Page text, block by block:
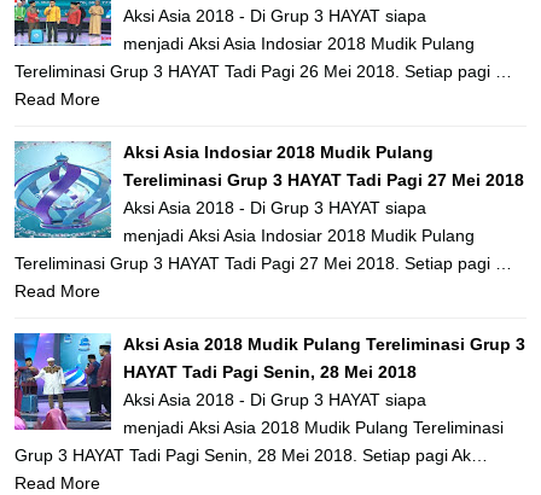
Aksi Asia 2018 - Di Grup 3 HAYAT siapa
menjadi Aksi Asia Indosiar 2018 Mudik Pulang
Tereliminasi Grup 3 HAYAT Tadi Pagi 26 Mei 2018. Setiap pagi …
Read More
Aksi Asia Indosiar 2018 Mudik Pulang
Tereliminasi Grup 3 HAYAT Tadi Pagi 27 Mei 2018
Aksi Asia 2018 - Di Grup 3 HAYAT siapa
menjadi Aksi Asia Indosiar 2018 Mudik Pulang
Tereliminasi Grup 3 HAYAT Tadi Pagi 27 Mei 2018. Setiap pagi …
Read More
Aksi Asia 2018 Mudik Pulang Tereliminasi Grup 3
HAYAT Tadi Pagi Senin, 28 Mei 2018
Aksi Asia 2018 - Di Grup 3 HAYAT siapa
menjadi Aksi Asia 2018 Mudik Pulang Tereliminasi
Grup 3 HAYAT Tadi Pagi Senin, 28 Mei 2018. Setiap pagi Ak…
Read More